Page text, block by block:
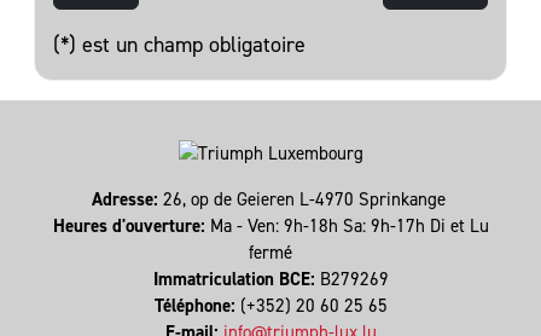
(*) est un champ obligatoire
Adresse: 26, op de Geieren L-4970 Sprinkange
Heures d'ouverture: Ma - Ven: 9h-18h Sa: 9h-17h Di et Lu
fermé
Immatriculation BCE: B279269
Téléphone: (+352) 20 60 25 65